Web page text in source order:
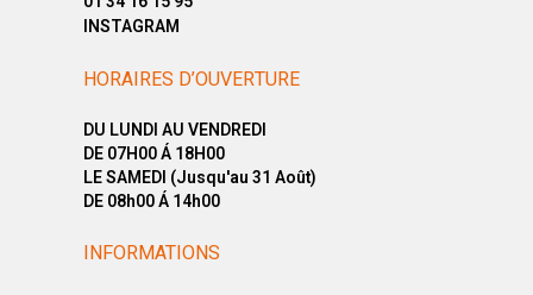
INSTAGRAM
HORAIRES D’OUVERTURE
DU LUNDI AU VENDREDI
DE 07H00 Á 18H00
LE SAMEDI (Jusqu'au 31 Août)
DE 08h00 Á 14h00
INFORMATIONS